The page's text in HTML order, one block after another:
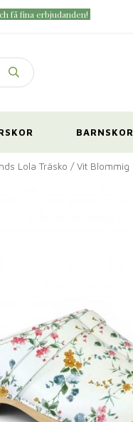
få fina erbjudanden!
BARNSKOR
Lola Träsko / Vit Blommig